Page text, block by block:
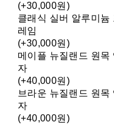
(+30,000원)
클래식 실버 알루미늄
레임
(+30,000원)
메이플 뉴질랜드 원목
자
(+40,000원)
브라운 뉴질랜드 원목
자
(+40,000원)